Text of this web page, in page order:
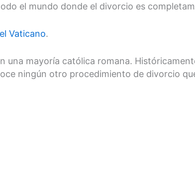
el mundo donde el divorcio es
Vaticano.
una mayoría católica romana.
ningún otro procedimiento de divorcio